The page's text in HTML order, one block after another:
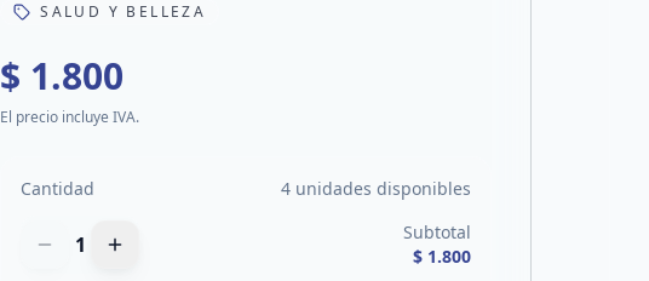
SALUD Y BELLEZA
$ 1.800
El precio incluye IVA.
Cantidad 4 unidades disponibles
1
Subtotal
$ 1.800